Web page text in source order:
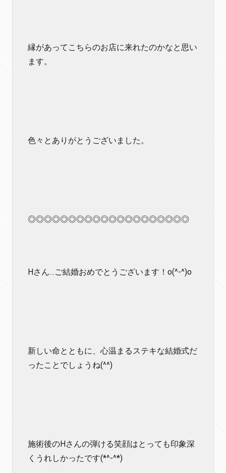
縁があってこちらのお店に来れたのかなと思い
ます。
色々とありがとうございました。
◎◎◎◎◎◎◎◎◎◎◎◎◎◎◎◎◎◎◎◎
Hさん…ご結婚おめでとうございます！o(^-^)o
新しい命とともに、心温まるステキな結婚式だ
ったことでしょうね(^^)
施術後のHさんの弾ける笑顔はとっても印象深
くうれしかったです(*^-^*)